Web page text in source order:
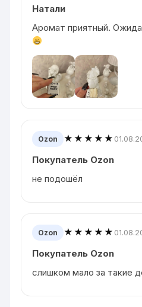
Натали
Аромат приятный.
Ozon ★★★★★
Покупатель Ozon
не подошёл
Ozon ★★★★★
Покупатель Ozon
слишком мало за такие